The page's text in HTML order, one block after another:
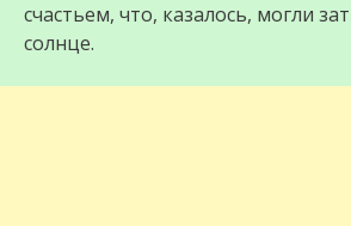
счастьем, что, казалось, могли
солнце.